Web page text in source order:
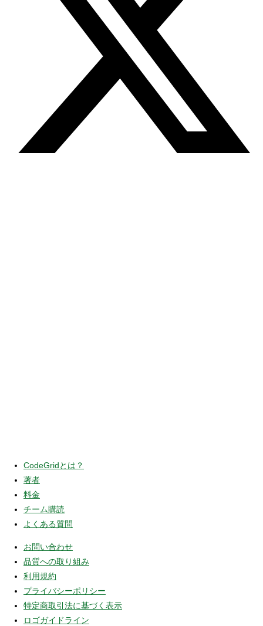
CodeGridとは？
著者
料金
チーム購読
よくある質問
お問い合わせ
品質への取り組み
利用規約
プライバシーポリシー
特定商取引法に基づく表示
ロゴガイドライン